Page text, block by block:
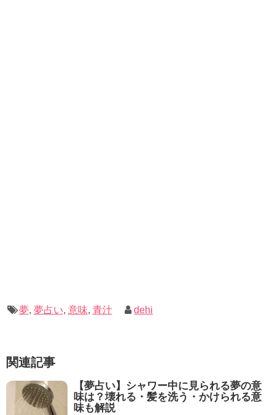
夢, 夢占い, 意味, 青汁 dehi
関連記事
【夢占い】シャワー中に見られる夢の意
味は？壊れる・髪を洗う・かけられる意
味も解説